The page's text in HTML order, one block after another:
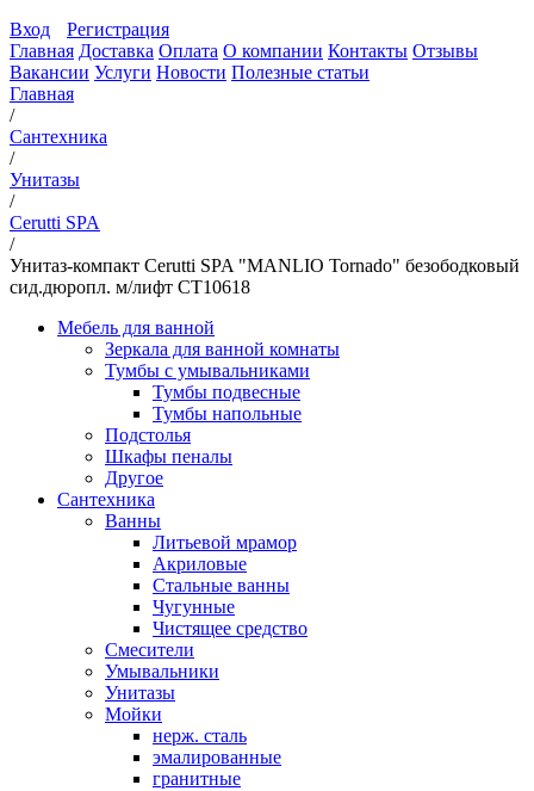
Вход
Регистрация
Главная Доставка Оплата О компании Контакты Отзывы
Вакансии Услуги Новости Полезные статьи
Главная
/
Сантехника
/
Унитазы
/
Cerutti SPA
/
Унитаз-компакт Cerutti SPA "MANLIO Tornado" безободковый
сид.дюропл. м/лифт CT10618
Мебель для ванной
Зеркала для ванной комнаты
Тумбы с умывальниками
Тумбы подвесные
Тумбы напольные
Подстолья
Шкафы пеналы
Другое
Сантехника
Ванны
Литьевой мрамор
Акриловые
Стальные ванны
Чугунные
Чистящее средство
Смесители
Умывальники
Унитазы
Мойки
нерж. сталь
эмалированные
гранитные